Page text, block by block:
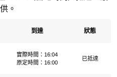
。
到達 狀態
實際時間：16:04
原定時間：16:00
已抵達